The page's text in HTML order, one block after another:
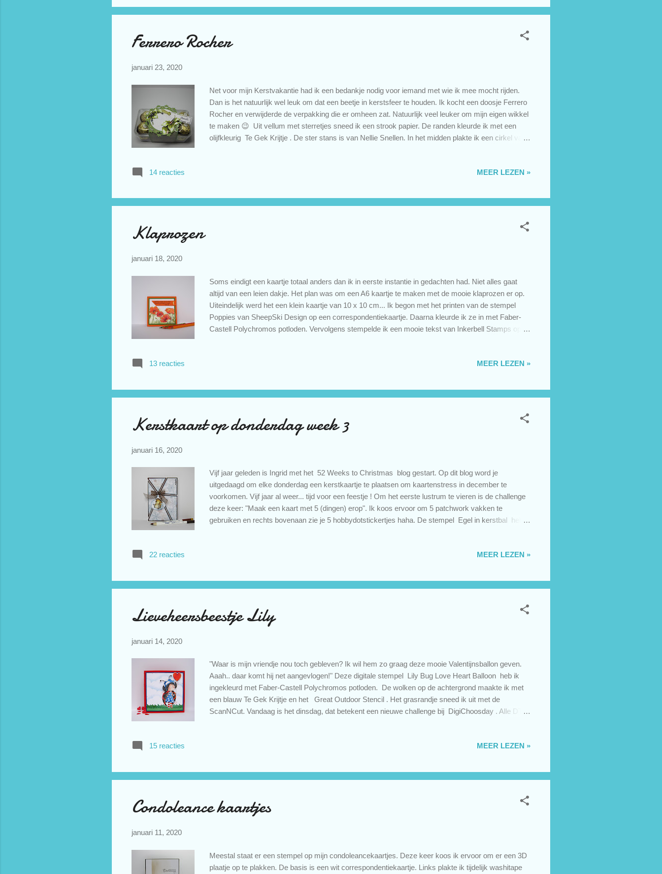
Challenges: Challenge #01 - world wide open design team challenge Challenge Januari #...
Ferrero Rocher
januari 23, 2020
Net voor mijn Kerstvakantie had ik een bedankje nodig voor iemand met wie ik mee mocht rijden.
Dan is het natuurlijk wel leuk om dat een beetje in kerstsfeer te houden. Ik kocht een doosje Ferrero
Rocher en verwijderde de verpakking die er omheen zat. Natuurlijk veel leuker om mijn eigen wikkel
te maken 😉 Uit vellum met sterretjes sneed ik een strook papier. De randen kleurde ik met een
olijfkleurig Te Gek Krijtje . De ster stans is van Nellie Snellen. In het midden plakte ik een cirkel van
iemand die geen benzinevergoeding wil hebben. groetjes en houdoe, Petra Challenges: Challenge
January 2020 Challenge - craft dee bowz
14 reacties MEER LEZEN »
Klaprozen
januari 18, 2020
Soms eindigt een kaartje totaal anders dan ik in eerste instantie in gedachten had. Niet alles gaat
altijd van een leien dakje. Het plan was om een A6 kaartje te maken met de mooie klaprozen er op.
Uiteindelijk werd het een klein kaartje van 10 x 10 cm... Ik begon met het printen van de stempel
Poppies van SheepSki Design op een correspondentiekaartje. Daarna kleurde ik ze in met Faber-
Castell Polychromos potloden. Vervolgens stempelde ik een mooie tekst van Inkerbell Stamps op
toen kwam ik er achter dat ik niet goed op heb zitten letten met het stempelen van de tekst. Véél te
richting prullenbak te sturen. Oké, plan B: ik snijd de tekst er af en maak een klei...
13 reacties MEER LEZEN »
Kerstkaart op donderdag week 3
januari 16, 2020
Vijf jaar geleden is Ingrid met het 52 Weeks to Christmas blog gestart. Op dit blog word je
uitgedaagd om elke donderdag een kerstkaartje te plaatsen om kaartenstress in december te
voorkomen. Vijf jaar al weer... tijd voor een feestje ! Om het eerste lustrum te vieren is de challenge
deze keer: "Maak een kaart met 5 (dingen) erop". Ik koos ervoor om 5 patchwork vakken te
gebruiken en rechts bovenaan zie je 5 hobbydotstickertjes haha. De stempel Egel in kerstbal heb ik
november/begin december ineens nog als een dolle aan de slag moet om kerstkaarten te maken.
om een kaart af te leveren, ben ik toch elke keer weer verbaasd over de fl...
22 reacties MEER LEZEN »
Lieveheersbeestje Lily
januari 14, 2020
"Waar is mijn vriendje nou toch gebleven? Ik wil hem zo graag deze mooie Valentijnsballon geven.
Aaah.. daar komt hij net aangevlogen!" Deze digitale stempel Lily Bug Love Heart Balloon heb ik
ingekleurd met Faber-Castell Polychromos potloden. De wolken op de achtergrond maakte ik met
een blauw Te Gek Krijtje en het Great Outdoor Stencil . Het grasrandje sneed ik uit met de
ScanNCut. Vandaag is het dinsdag, dat betekent een nieuwe challenge bij DigiChoosday . Alle DT
plaatsen. Valentijnskaarten verstuur ik nooit. Het is ooit ontstaan om anoniem naar iemand te sturen
dezelfde verliefd 😍. Sturen julli...
15 reacties MEER LEZEN »
Condoleance kaartjes
januari 11, 2020
Meestal staat er een stempel op mijn condoleancekaartjes. Deze keer koos ik ervoor om er een 3D
plaatje op te plakken. De basis is een wit correspondentiekaartje. Links plakte ik tijdelijk washitape